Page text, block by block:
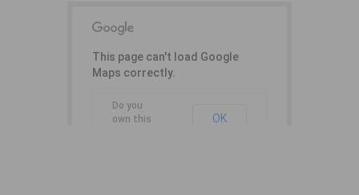
This page can't load Google
Maps correctly.
Do you
own this
OK